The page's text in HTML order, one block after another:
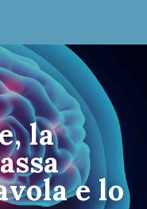
la
e lo